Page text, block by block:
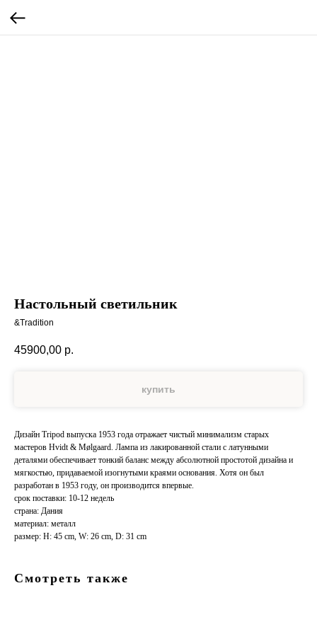
Настольный светильник
&Tradition
45900,00 р.
купить
Дизайн Tripod выпуска 1953 года отражает чистый минимализм старых
мастеров Hvidt & Mølgaard. Лампа из лакированной стали с латунными
деталями обеспечивает тонкий баланс между абсолютной простотой дизайна и
мягкостью, придаваемой изогнутыми краями основания. Хотя он был
разработан в 1953 году, он производится впервые.
срок поставки: 10-12 недель
страна: Дания
материал: металл
размер: H: 45 cm, W: 26 cm, D: 31 cm
Смотреть также